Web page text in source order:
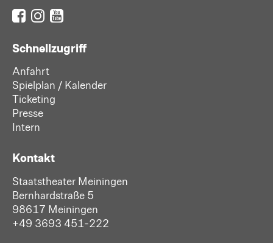
Schnellzugriff
Anfahrt
Spielplan / Kalender
Ticketing
Presse
Intern
Kontakt
Staatstheater Meiningen
Bernhardstraße 5
98617 Meiningen
+49 3693 451-222